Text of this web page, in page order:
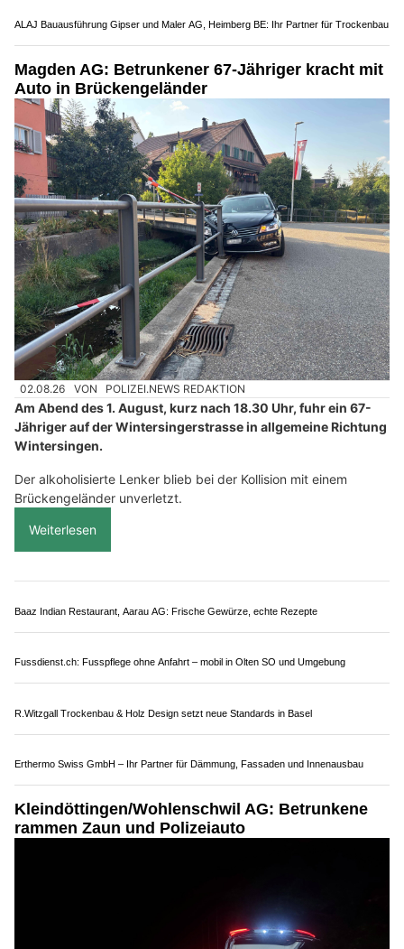
Althiburos Security Services.ch: Diskreter Detektivdienst & professioneller Schutz
Merita Reinigungen GmbH – Experten für Gebäudereinigung im ganzen Land
HOPE Christliches Sozialwerk, Baden (AG): Nächstenliebe praktisch erleben
ALAJ Bauausführung Gipser und Maler AG, Heimberg BE: Ihr Partner für Trockenbau
Magden AG: Betrunkener 67-Jähriger kracht mit
Auto in Brückengeländer
02.08.26 VON POLIZEI.NEWS REDAKTION
Jähriger auf der Wintersingerstrasse in allgemeine Richtung